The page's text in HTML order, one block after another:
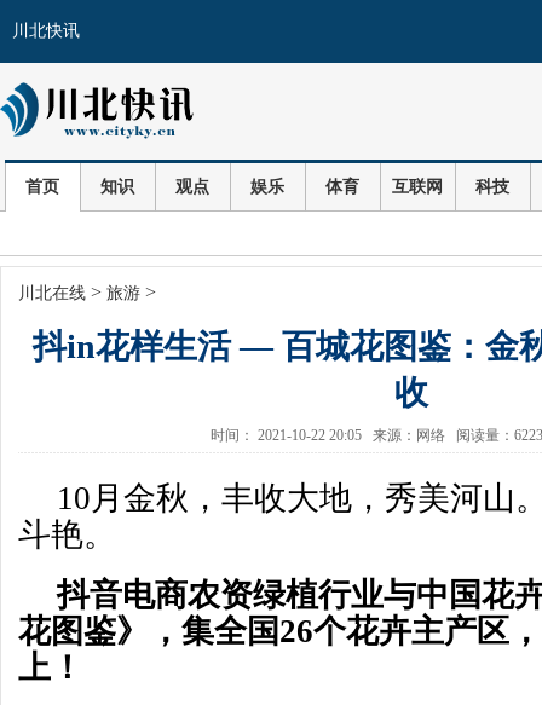
川北快讯
首页 知识 观点 娱乐 体育 互联网 科技
川北在线> 旅游>
抖in花样生活 — 百城花图鉴：金
收
时间： 2021-10-22 20:05 来源：网络 阅读量：
10月金秋，丰收大地，秀美河山
斗艳。
抖音电商农资绿植行业与中国花
花图鉴》，集全国26个花卉主产区
上！